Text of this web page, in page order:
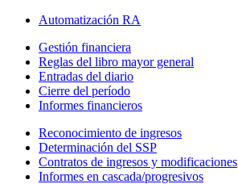
Automatización RA
Gestión financiera
Reglas del libro mayor general
Entradas del diario
Cierre del período
Informes financieros
Reconocimiento de ingresos
Determinación del SSP
Contratos de ingresos y modificaciones
Informes en cascada/progresivos